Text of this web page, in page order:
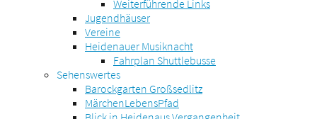
Weiterführende Links
Jugendhäuser
Vereine
Heidenauer Musiknacht
Fahrplan Shuttlebusse
Sehenswertes
Barockgarten Großsedlitz
MärchenLebensPfad